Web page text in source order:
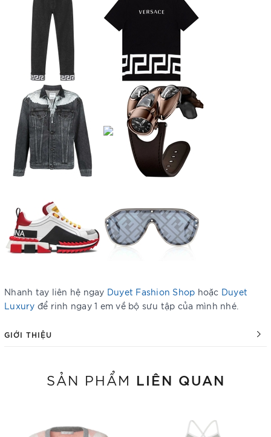
Nhanh tay liên hệ ngay Duyet Fashion Shop hoặc Duyet
Luxury để rinh ngay 1 em về bộ sưu tập của mình nhé.
GIỚI THIỆU
SẢN PHẨM LIÊN QUAN